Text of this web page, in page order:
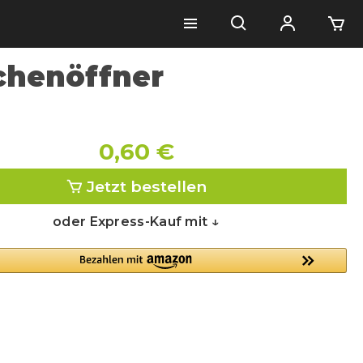
0,60 €
Jetzt bestellen
oder Express-Kauf mit ↓